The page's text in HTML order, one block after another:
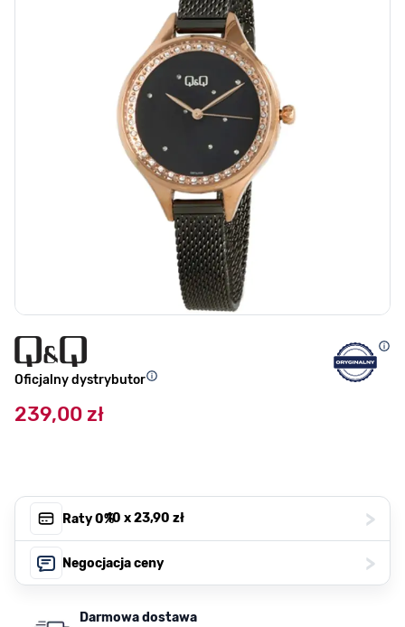
Oficjalny dystrybutor
239,00 zł
Raty 0%, 10 x23,90 zł >
Negocjacja ceny >
Darmowa dostawa